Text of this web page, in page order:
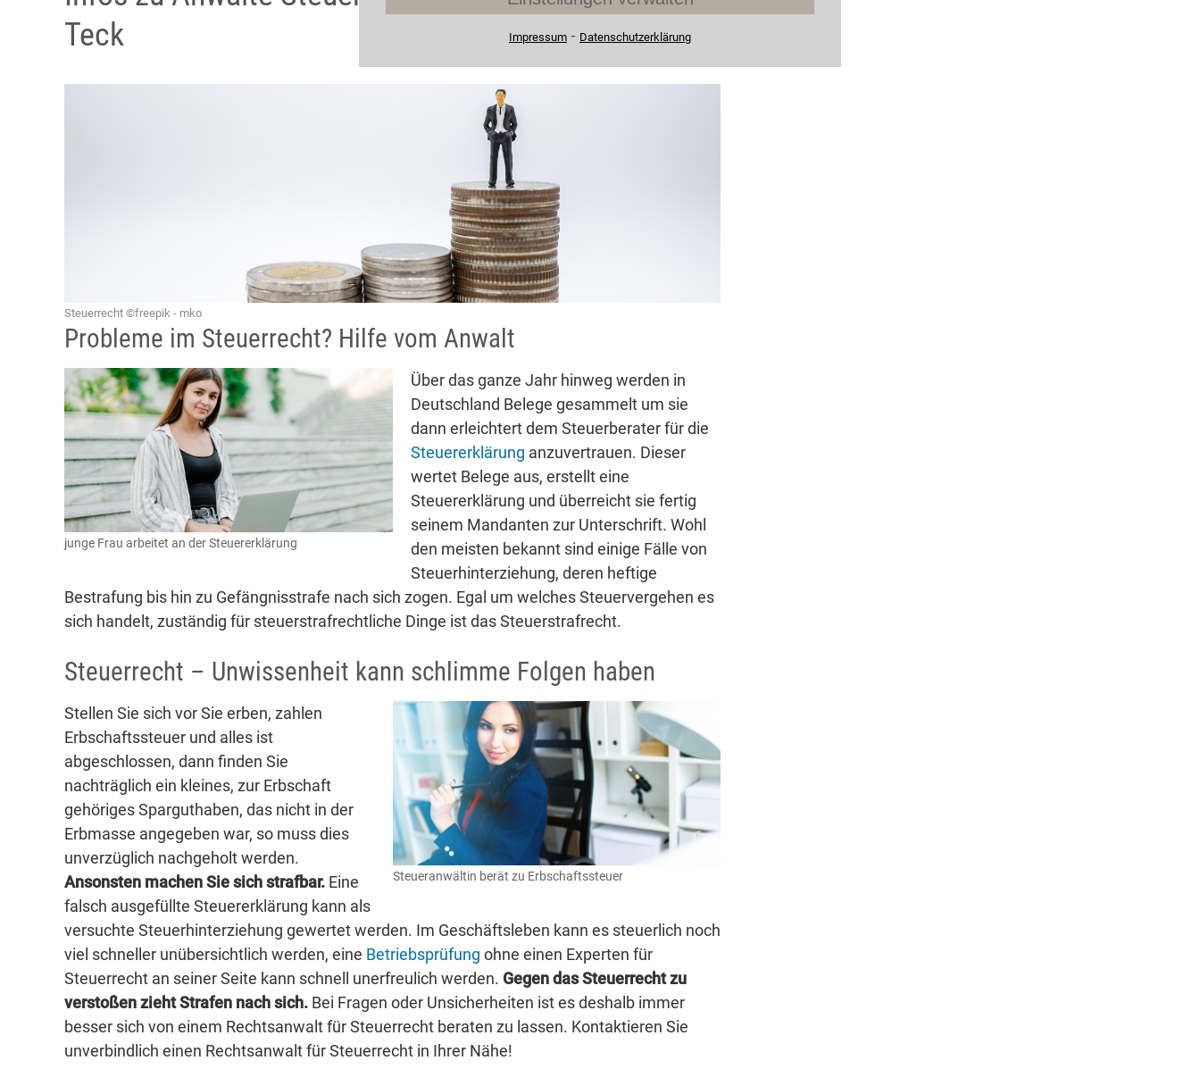
Teck
Steuerrecht ©freepik - mko
Probleme im Steuerrecht? Hilfe vom Anwalt
junge Frau arbeitet an der Steuererklärung
Über das ganze Jahr hinweg werden in
Deutschland Belege gesammelt um sie
dann erleichtert dem Steuerberater für die
Steuererklärung anzuvertrauen. Dieser
wertet Belege aus, erstellt eine
Steuererklärung und überreicht sie fertig
seinem Mandanten zur Unterschrift. Wohl
den meisten bekannt sind einige Fälle von
Steuerhinterziehung, deren heftige
Bestrafung bis hin zu Gefängnisstrafe nach sich zogen. Egal um welches Steuervergehen es
sich handelt, zuständig für steuerstrafrechtliche Dinge ist das Steuerstrafrecht.
Steuerrecht – Unwissenheit kann schlimme Folgen haben
Steueranwältin berät zu Erbschaftssteuer
Stellen Sie sich vor Sie erben, zahlen
Erbschaftssteuer und alles ist
abgeschlossen, dann finden Sie
nachträglich ein kleines, zur Erbschaft
gehöriges Sparguthaben, das nicht in der
Erbmasse angegeben war, so muss dies
unverzüglich nachgeholt werden.
Ansonsten machen Sie sich strafbar. Eine
falsch ausgefüllte Steuererklärung kann als
versuchte Steuerhinterziehung gewertet werden. Im Geschäftsleben kann es steuerlich noch
viel schneller unübersichtlich werden, eine Betriebsprüfung ohne einen Experten für
Steuerrecht an seiner Seite kann schnell unerfreulich werden. Gegen das Steuerrecht zu
verstoßen zieht Strafen nach sich. Bei Fragen oder Unsicherheiten ist es deshalb immer
besser sich von einem Rechtsanwalt für Steuerrecht beraten zu lassen. Kontaktieren Sie
unverbindlich einen Rechtsanwalt für Steuerrecht in Ihrer Nähe!
Impressum ⁃ Datenschutzerklärung